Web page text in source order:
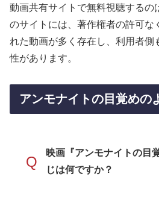
動画共有サイトで無料視聴するの
のサイトには、著作権者の許可な
れた動画が多く存在し、利用者側
性があります。
アンモナイトの目覚めの
Q
映画『アンモナイトの目
じは何ですか？